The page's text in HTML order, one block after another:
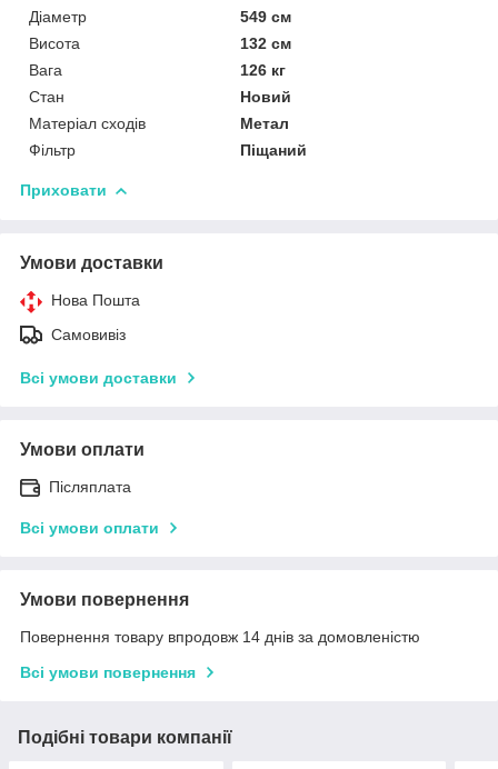
Діаметр
549 см
Висота
132 см
Вага
126 кг
Стан
Новий
Матеріал сходів
Метал
Фільтр
Піщаний
Приховати
Умови доставки
Нова Пошта
Самовивіз
Всі умови доставки
Умови оплати
Післяплата
Всі умови оплати
Умови повернення
Повернення товару впродовж 14 днів за домовленістю
Всі умови повернення
Подібні товари компанії